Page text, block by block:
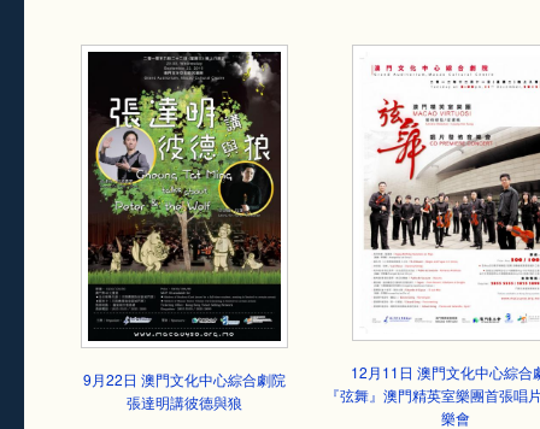
9月22日 澳門文化中心綜合劇院
張達明講彼德與狼
12月11日 澳門文化中心綜合
『弦舞』澳門精英室樂團首張唱
樂會